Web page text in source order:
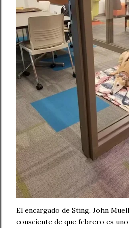
El encargado de Sting, John
consciente de que febrero es